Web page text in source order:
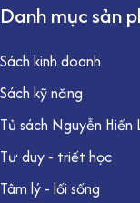
Danh mục sản
Sách kinh doanh
Sách kỹ năng
Tủ sách Nguyễn Hiến
Tư duy - triết học
Tâm lý - lối sống